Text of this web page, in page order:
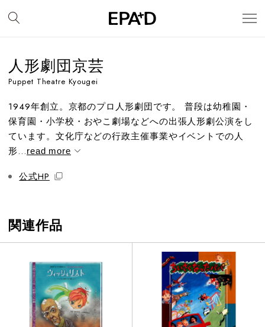
人形劇団京芸
Puppet Theatre Kyougei
1949年創立。京都のプロ人形劇団です。 普段は幼稚園・
保育園・小学校・おやこ劇場などへの出張人形劇公演をし
ています。文化庁などの行政主催事業やイベントでの人
形...read more
公式HP
関連作品